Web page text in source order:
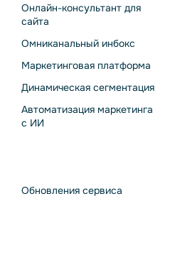
Онлайн-консультант для
сайта
Омниканальный инбокс
Маркетинговая платформа
Динамическая сегментация
Автоматизация маркетинга
с ИИ
Обновления сервиса